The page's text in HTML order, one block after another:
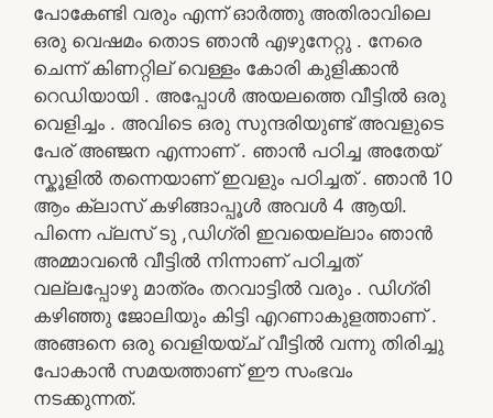
പോകേണ്ടി വരും എന്ന് ഓർത്തു അതിരാവിലെ
ഒരു വെഷമം തൊട ഞാൻ എഴുനേറ്റു . നേരെ
ചെന്ന് കിണറ്റില് വെള്ളം കോരി കുളിക്കാൻ
റെഡിയായി . അപ്പോൾ അയലത്തെ വീട്ടിൽ ഒരു
വെളിച്ചം . അവിടെ ഒരു സുന്ദരിയുണ്ട് അവളുടെ
പേര് അഞ്ജന എന്നാണ് . ഞാൻ പഠിച്ച അതേയ്
സ്കൂളിൽ തന്നെയാണ് ഇവളും പഠിച്ചത് . ഞാൻ 10
ആം ക്ലാസ് കഴിങ്ങാപ്പൂൾ അവൾ 4 ആയി.
പിന്നെ പ്ലസ് ടു ,ഡിഗ്രി ഇവയെല്ലാം ഞാൻ
അമ്മാവൻെ വീട്ടിൽ നിന്നാണ് പഠിച്ചത്
വല്ലപ്പോഴു മാത്രം തറവാട്ടിൽ വരും . ഡിഗ്രി
കഴിഞ്ഞു ജോലിയും കിട്ടി എറണാകുളത്താണ് .
അങ്ങനെ ഒരു വെളിയയ്ച് വീട്ടിൽ വന്നു തിരിച്ചു
പോകാൻ സമയത്താണ് ഈ സംഭവം
നടക്കുന്നത്.